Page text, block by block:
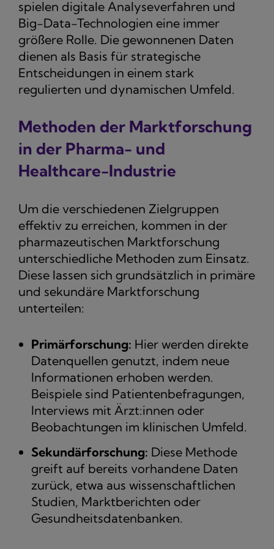
spielen digitale Analyseverfahren und
Big-Data-Technologien eine immer
größere Rolle. Die gewonnenen Daten
dienen als Basis für strategische
Entscheidungen in einem stark
regulierten und dynamischen Umfeld.
Methoden der Marktforschung
in der Pharma- und
Healthcare-Industrie
Um die verschiedenen Zielgruppen
effektiv zu erreichen, kommen in der
pharmazeutischen Marktforschung
unterschiedliche Methoden zum Einsatz.
Diese lassen sich grundsätzlich in primäre
und sekundäre Marktforschung
unterteilen:
Primärforschung: Hier werden direkte
Datenquellen genutzt, indem neue
Informationen erhoben werden.
Beispiele sind Patientenbefragungen,
Interviews mit Ärzt:innen oder
Beobachtungen im klinischen Umfeld.
Sekundärforschung: Diese Methode
greift auf bereits vorhandene Daten
zurück, etwa aus wissenschaftlichen
Studien, Marktberichten oder
Gesundheitsdatenbanken.